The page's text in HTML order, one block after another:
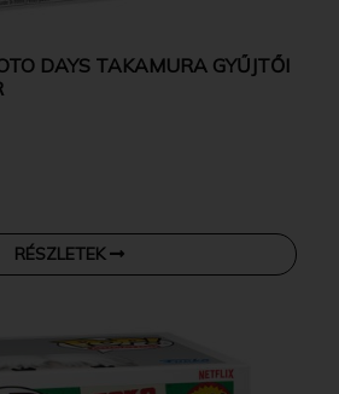
DAYS TAKAMURA GYŰJTŐI
RÉSZLETEK